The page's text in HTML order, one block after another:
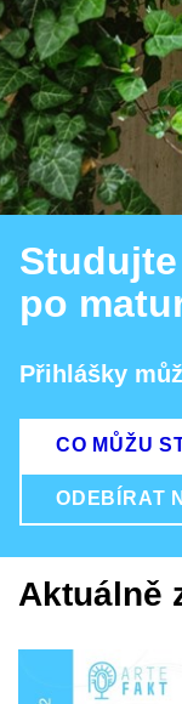
Studujte
po
Přihlášky
CO MŮŽU
ODEBÍRAT
Aktuálně